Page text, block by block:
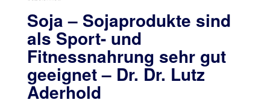
Soja – Sojaprodukte sind
als Sport- und
Fitnessnahrung sehr gut
geeignet – Dr. Dr. Lutz
Aderhold